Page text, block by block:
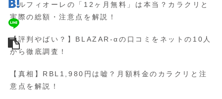
ベルフィオーレの「12ヶ月無料」は本当？カラクリと
実際の総額・注意点を解説！
【評判やばい？】BLAZAR-αの口コミをネットの10人
から徹底調査！
【真相】RBL1,980円は嘘？月額料金のカラクリと注
意点を解説！